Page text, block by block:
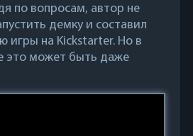
по вопросам, автор не
демку и составил
игры на Kickstarter. Но в
это может быть даже